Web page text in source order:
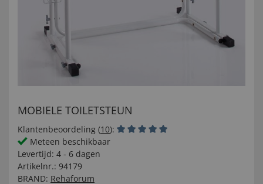
MOBIELE TOILETSTEUN
Klantenbeoordeling (10):
Meteen beschikbaar
Levertijd: 4 - 6 dagen
Artikelnr.: 94179
BRAND: Rehaforum